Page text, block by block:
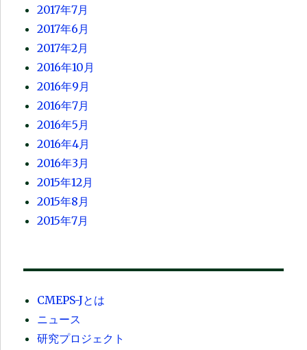
2017年7月
2017年6月
2017年2月
2016年10月
2016年9月
2016年7月
2016年5月
2016年4月
2016年3月
2015年12月
2015年8月
2015年7月
CMEPS-Jとは
ニュース
研究プロジェクト